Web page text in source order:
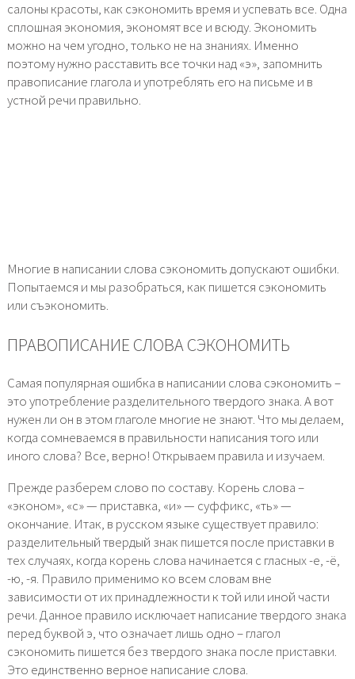
салоны красоты, как сэкономить время и успевать все. Одна
сплошная экономия, экономят все и всюду. Экономить
можно на чем угодно, только не на знаниях. Именно
поэтому нужно расставить все точки над «э», запомнить
правописание глагола и употреблять его на письме и в
устной речи правильно.
Многие в написании слова сэкономить допускают ошибки.
Попытаемся и мы разобраться, как пишется сэкономить
или съэкономить.
ПРАВОПИСАНИЕ СЛОВА СЭКОНОМИТЬ
Самая популярная ошибка в написании слова сэкономить –
это употребление разделительного твердого знака. А вот
нужен ли он в этом глаголе многие не знают. Что мы делаем,
когда сомневаемся в правильности написания того или
иного слова? Все, верно! Открываем правила и изучаем.
Прежде разберем слово по составу. Корень слова –
«эконом», «с» — приставка, «и» — суффикс, «ть» —
окончание. Итак, в русском языке существует правило:
разделительный твердый знак пишется после приставки в
тех случаях, когда корень слова начинается с гласных -е, -ё,
-ю, -я. Правило применимо ко всем словам вне
зависимости от их принадлежности к той или иной части
речи. Данное правило исключает написание твердого знака
перед буквой э, что означает лишь одно – глагол
сэкономить пишется без твердого знака после приставки.
Это единственно верное написание слова.